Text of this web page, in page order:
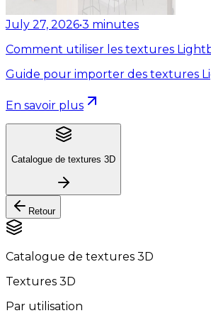
July 27, 2026•3 minutes
Comment utiliser les textures
Guide pour importer des textures
En savoir plus
Catalogue de textures 3D
Retour
Catalogue de textures 3D
Textures 3D
Par utilisation